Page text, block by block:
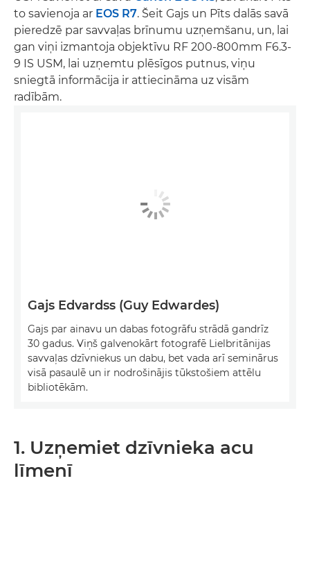
to savienoja ar EOS R7. Šeit Gajs un Pīts dalās savā
pieredzē par savvaļas brīnumu uzņemšanu, un, lai
gan viņi izmantoja objektīvu RF 200-800mm F6.3-
9 IS USM, lai uzņemtu plēsīgos putnus, viņu
sniegtā informācija ir attiecināma uz visām
radībām.
Gajs Edvardss (Guy Edwardes)
Gajs par ainavu un dabas fotogrāfu strādā gandrīz
30 gadus. Viņš galvenokārt fotografē Lielbritānijas
savvaļas dzīvniekus un dabu, bet vada arī seminārus
visā pasaulē un ir nodrošinājis tūkstošiem attēlu
bibliotēkām.
1. Uzņemiet dzīvnieka acu
līmenī